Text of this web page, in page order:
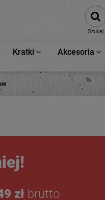
Szukaj
Kratki Akcesoria
zł brutto